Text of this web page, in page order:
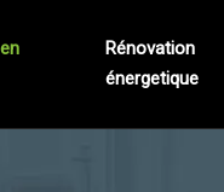
Rénovation
énergetique